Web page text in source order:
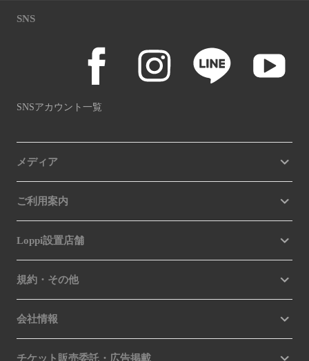
SNS
SNSアカウント一覧
メディア
ご利用案内
Loppi設置店舗
規約・その他
会社情報
チケット販売委託・広告掲載